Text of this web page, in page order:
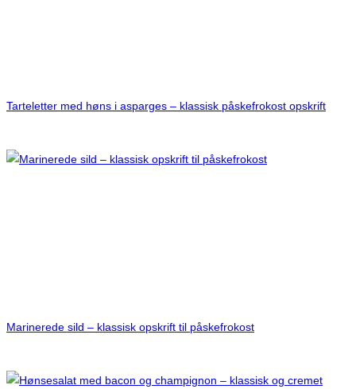
Tarteletter med høns i asparges – klassisk påskefrokost opskrift
Marinerede sild – klassisk opskrift til påskefrokost